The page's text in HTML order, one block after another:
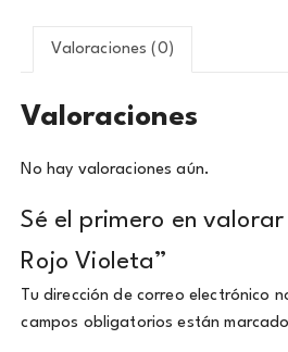
Valoraciones (0)
Valoraciones
No hay valoraciones aún.
Sé el primero en
Rojo Violeta”
Tu dirección de correo electrónico
campos obligatorios están